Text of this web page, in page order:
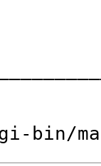
bin/